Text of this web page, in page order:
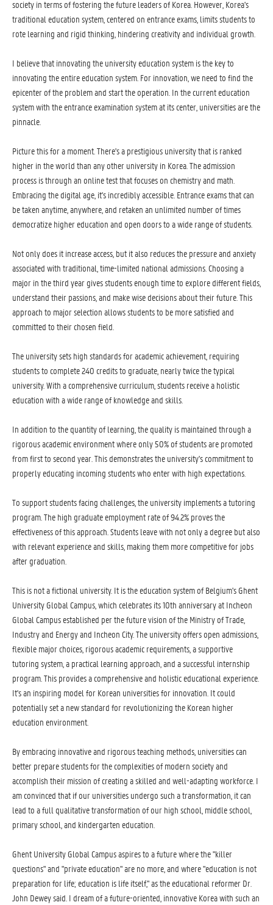
society in terms of fostering the future leaders of Korea. However, Korea's
traditional education system, centered on entrance exams, limits students to
rote learning and rigid thinking, hindering creativity and individual growth.
I believe that innovating the university education system is the key to
innovating the entire education system. For innovation, we need to find the
epicenter of the problem and start the operation. In the current education
system with the entrance examination system at its center, universities are the
pinnacle.
Picture this for a moment. There's a prestigious university that is ranked
higher in the world than any other university in Korea. The admission
process is through an online test that focuses on chemistry and math.
Embracing the digital age, it's incredibly accessible. Entrance exams that can
be taken anytime, anywhere, and retaken an unlimited number of times
democratize higher education and open doors to a wide range of students.
Not only does it increase access, but it also reduces the pressure and anxiety
associated with traditional, time-limited national admissions. Choosing a
major in the third year gives students enough time to explore different fields,
understand their passions, and make wise decisions about their future. This
approach to major selection allows students to be more satisfied and
committed to their chosen field.
The university sets high standards for academic achievement, requiring
students to complete 240 credits to graduate, nearly twice the typical
university. With a comprehensive curriculum, students receive a holistic
education with a wide range of knowledge and skills.
In addition to the quantity of learning, the quality is maintained through a
rigorous academic environment where only 50% of students are promoted
from first to second year. This demonstrates the university's commitment to
properly educating incoming students who enter with high expectations.
To support students facing challenges, the university implements a tutoring
program. The high graduate employment rate of 94.2% proves the
effectiveness of this approach. Students leave with not only a degree but also
with relevant experience and skills, making them more competitive for jobs
after graduation.
This is not a fictional university. It is the education system of Belgium's Ghent
University Global Campus, which celebrates its 10th anniversary at Incheon
Global Campus established per the future vision of the Ministry of Trade,
Industry and Energy and Incheon City. The university offers open admissions,
flexible major choices, rigorous academic requirements, a supportive
tutoring system, a practical learning approach, and a successful internship
program. This provides a comprehensive and holistic educational experience.
It's an inspiring model for Korean universities for innovation. It could
potentially set a new standard for revolutionizing the Korean higher
education environment.
By embracing innovative and rigorous teaching methods, universities can
better prepare students for the complexities of modern society and
accomplish their mission of creating a skilled and well-adapting workforce. I
am convinced that if our universities undergo such a transformation, it can
lead to a full qualitative transformation of our high school, middle school,
primary school, and kindergarten education.
Ghent University Global Campus aspires to a future where the "killer
questions" and "private education" are no more, and where "education is not
preparation for life; education is life itself," as the educational reformer Dr.
John Dewey said. I dream of a future-oriented, innovative Korea with such an